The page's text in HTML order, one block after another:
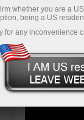
Error
played
whether you are a
being a US
for any inconvenience